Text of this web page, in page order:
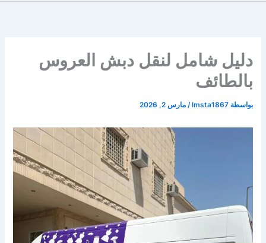
دليل شامل لنقل دبش العروس
بالطائف
بواسطة lmsta1867
/مارس 2, 2026